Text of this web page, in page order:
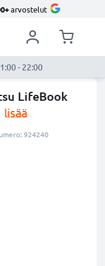
arvostelut
- 22:00
LifeBook
lisää
924240